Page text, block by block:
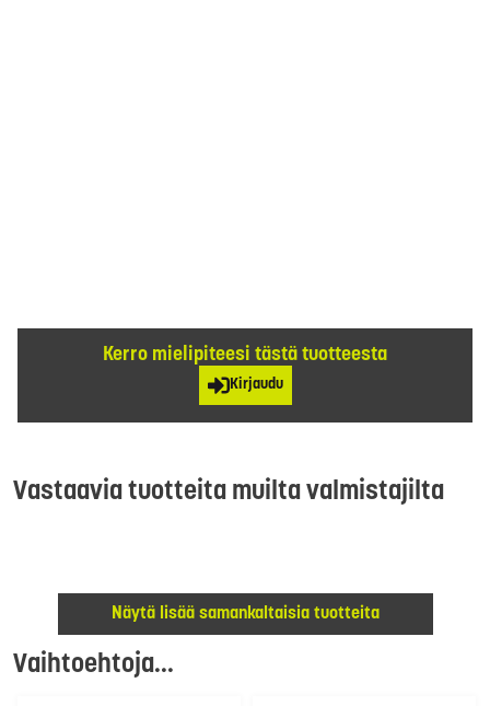
Kerro mielipiteesi tästä tuotteesta
Kirjaudu
Vastaavia tuotteita muilta valmistajilta
Näytä lisää samankaltaisia tuotteita
Vaihtoehtoja...